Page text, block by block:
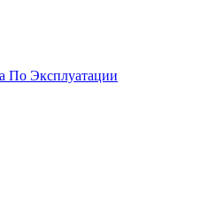
По Эксплуатации